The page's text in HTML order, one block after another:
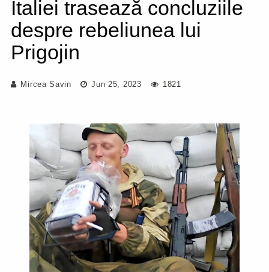
Italiei trasează concluziile
despre rebeliunea lui
Prigojin
Mircea Savin Jun 25, 2023 1821